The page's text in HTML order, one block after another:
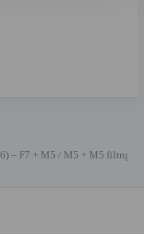
– F7 + M5 / M5 + M5 filtrų